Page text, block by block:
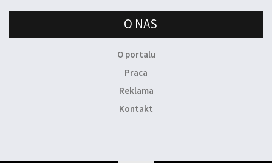
O NAS
O portalu
Praca
Reklama
Kontakt